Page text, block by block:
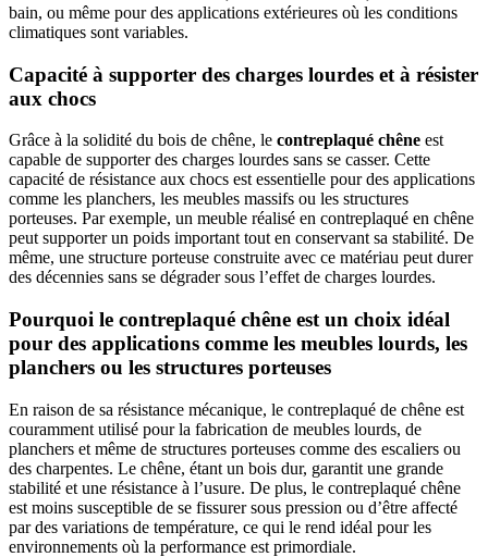
bain, ou même pour des applications extérieures où les conditions
climatiques sont variables.
Capacité à supporter des charges lourdes et à résister
aux chocs
Grâce à la solidité du bois de chêne, le contreplaqué chêne est
capable de supporter des charges lourdes sans se casser. Cette
capacité de résistance aux chocs est essentielle pour des applications
comme les planchers, les meubles massifs ou les structures
porteuses. Par exemple, un meuble réalisé en contreplaqué en chêne
peut supporter un poids important tout en conservant sa stabilité. De
même, une structure porteuse construite avec ce matériau peut durer
des décennies sans se dégrader sous l’effet de charges lourdes.
Pourquoi le contreplaqué chêne est un choix idéal
pour des applications comme les meubles lourds, les
planchers ou les structures porteuses
En raison de sa résistance mécanique, le contreplaqué de chêne est
couramment utilisé pour la fabrication de meubles lourds, de
planchers et même de structures porteuses comme des escaliers ou
des charpentes. Le chêne, étant un bois dur, garantit une grande
stabilité et une résistance à l’usure. De plus, le contreplaqué chêne
est moins susceptible de se fissurer sous pression ou d’être affecté
par des variations de température, ce qui le rend idéal pour les
environnements où la performance est primordiale.